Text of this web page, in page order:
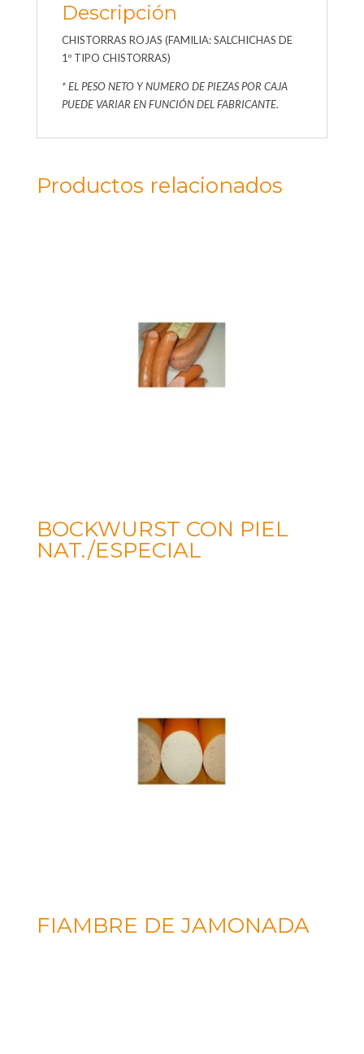
Descripción
CHISTORRAS ROJAS (FAMILIA: SALCHICHAS DE
1º TIPO CHISTORRAS)
* EL PESO NETO Y NUMERO DE PIEZAS POR CAJA
PUEDE VARIAR EN FUNCIÓN DEL FABRICANTE.
Productos relacionados
BOCKWURST CON PIEL
NAT./ESPECIAL
FIAMBRE DE JAMONADA